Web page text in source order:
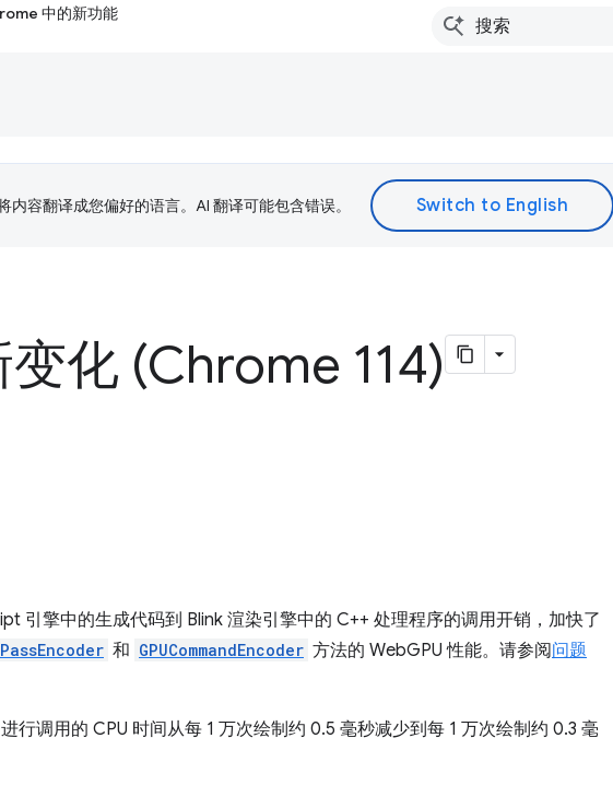
中的新功能
内容翻译成您偏好的语言。AI 翻译可能包含错误。
化 (Chrome 114)
引擎中的生成代码到 Blink 渲染引擎中的 C++ 处理程序的调用开销，加快了
和 GPUCommandEncoder 方法的 WebGPU 性能。请参阅问题
行调用的 CPU 时间从每 1 万次绘制约 0.5 毫秒减少到每 1 万次绘制约 0.3 毫